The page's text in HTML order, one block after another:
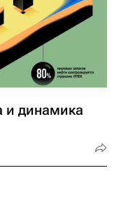
и динамика